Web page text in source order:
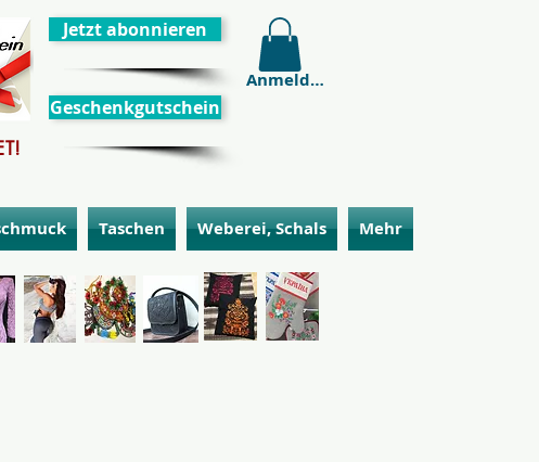
Jetzt abonnieren
Geschenkgutschein
Anmelden
Taschen Weberei, Schals Mehr